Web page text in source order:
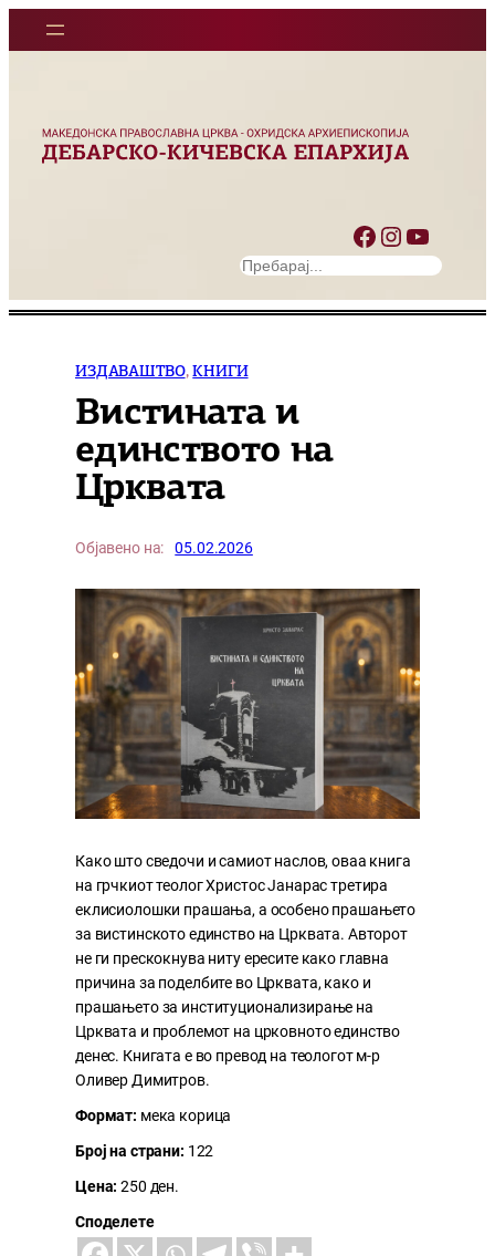
Facebook Instagram YouTube
S
a
c
ИЗДАВАШТВО, КНИГИ
Вистината и
единството на
Црквата
Објавено на: 05.02.2026
Како што сведочи и самиот наслов, оваа книга
на грчкиот теолог Христос Јанарас третира
еклисиолошки прашања, а особено прашањето
за вистинското единство на Црквата. Авторот
не ги прескокнува ниту ересите како главна
причина за поделбите во Црквата, како и
прашањето за институционализирање на
Црквата и проблемот на црковното единство
денес. Книгата е во превод на теологот м-р
Оливер Димитров.
Формат: мека корица
Број на страни: 122
Цена:250 ден.
Споделете